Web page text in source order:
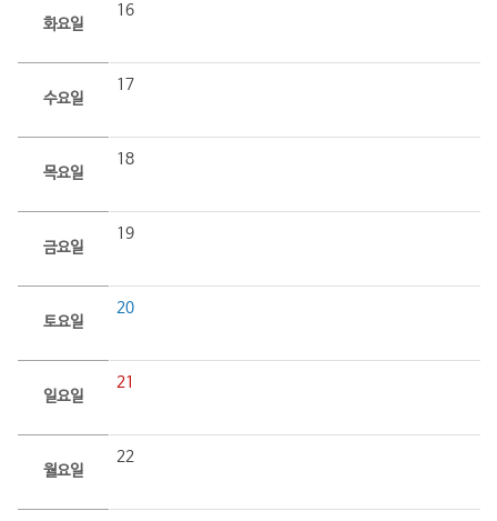
화요일
16
수요일
17
목요일
18
금요일
19
토요일
20
일요일
21
월요일
22